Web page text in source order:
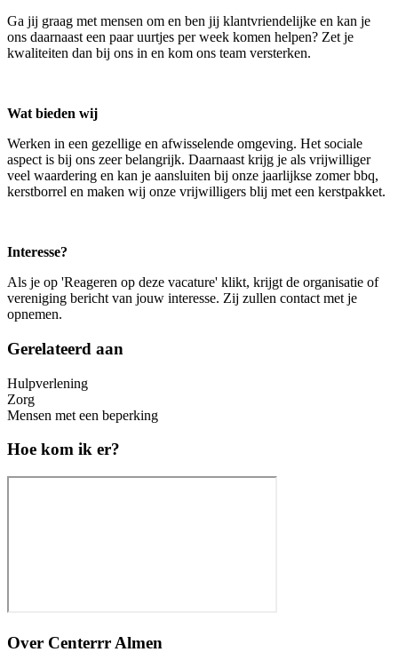
Ga jij graag met mensen om en ben jij klantvriendelijke en kan je
ons daarnaast een paar uurtjes per week komen helpen? Zet je
kwaliteiten dan bij ons in en kom ons team versterken.
Wat bieden wij
Werken in een gezellige en afwisselende omgeving. Het sociale
aspect is bij ons zeer belangrijk. Daarnaast krijg je als vrijwilliger
veel waardering en kan je aansluiten bij onze jaarlijkse zomer bbq,
kerstborrel en maken wij onze vrijwilligers blij met een kerstpakket.
Interesse?
Als je op 'Reageren op deze vacature' klikt, krijgt de organisatie of
vereniging bericht van jouw interesse. Zij zullen contact met je
opnemen.
Gerelateerd aan
Hulpverlening
Zorg
Mensen met een beperking
Hoe kom ik er?
Over Centerrr Almen